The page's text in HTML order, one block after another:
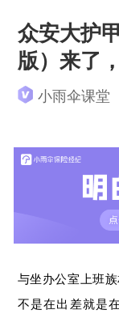
众安大护
版）来了
小雨伞课堂
与坐办公室上班
不是在出差就是